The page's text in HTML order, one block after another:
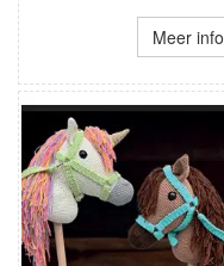
Meer info